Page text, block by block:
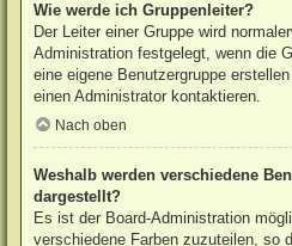
Wie werde ich Gruppenleiter?
Der Leiter einer Gruppe wird
Administration festgelegt, wenn die
eine eigene Benutzergruppe
einen Administrator kontaktieren.
Nach oben
Weshalb werden verschiedene
dargestellt?
Es ist der Board-Administration
verschiedene Farben zuzuteilen, so